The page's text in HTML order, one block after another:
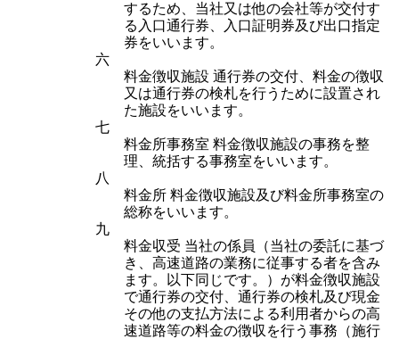
するため、当社又は他の会社等が交付す
る入口通行券、入口証明券及び出口指定
券をいいます。
六
料金徴収施設 通行券の交付、料金の徴収
又は通行券の検札を行うために設置され
た施設をいいます。
七
料金所事務室 料金徴収施設の事務を整
理、統括する事務室をいいます。
八
料金所 料金徴収施設及び料金所事務室の
総称をいいます。
九
料金収受 当社の係員（当社の委託に基づ
き、高速道路の業務に従事する者を含み
ます。以下同じです。）が料金徴収施設
で通行券の交付、通行券の検札及び現金
その他の支払方法による利用者からの高
速道路等の料金の徴収を行う事務（施行